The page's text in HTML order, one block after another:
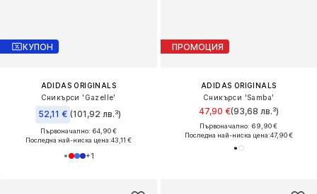
КУПОН
ADIDAS ORIGINALS
Сникърси 'Gazelle'
52,11 € (101,92 лв.³)
Първоначално: 64,90 €
Последна най-ниска цена:43,11 €
+1
ПРОМОЦИЯ
ADIDAS ORIGINALS
Сникърси 'Samba'
47,90 €(93,68 лв.³)
Първоначално: 69,90 €
Последна най-ниска цена:47,90 €